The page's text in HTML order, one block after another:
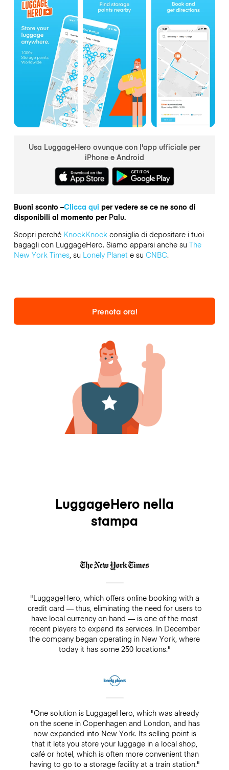
Usa LuggageHero ovunque con l'app ufficiale per
iPhone e Android
Buoni sconto –Clicca qui per vedere se ce ne sono di
disponibili al momento per Palu.
Scopri perché KnockKnockconsiglia di depositare i tuoi
bagagli con LuggageHero. Siamo apparsi anche su The
New York Times, su Lonely Planete su CNBC.
Prenota ora!
LuggageHero nella
stampa
"LuggageHero, which offers online booking with a
credit card — thus, eliminating the need for users to
have local currency on hand — is one of the most
recent players to expand its services. In December
the company began operating in New York, where
today it has some 250 locations."
"One solution is LuggageHero, which was already
on the scene in Copenhagen and London, and has
now expanded into New York. Its selling point is
that it lets you store your luggage in a local shop,
café or hotel, which is often more convenient than
having to go to a storage facility at a train station."